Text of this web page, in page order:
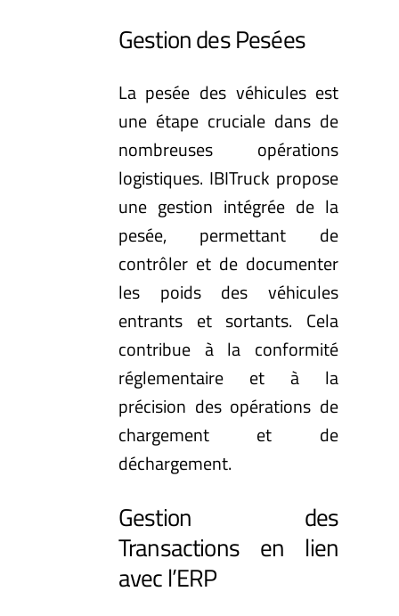
Gestion des Pesées
La pesée des véhicules est
une étape cruciale dans de
nombreuses opérations
logistiques. IBITruck propose
une gestion intégrée de la
pesée, permettant de
contrôler et de documenter
les poids des véhicules
entrants et sortants. Cela
contribue à la conformité
réglementaire et à la
précision des opérations de
chargement et de
déchargement.
Gestion des
Transactions en lien
avec l’ERP